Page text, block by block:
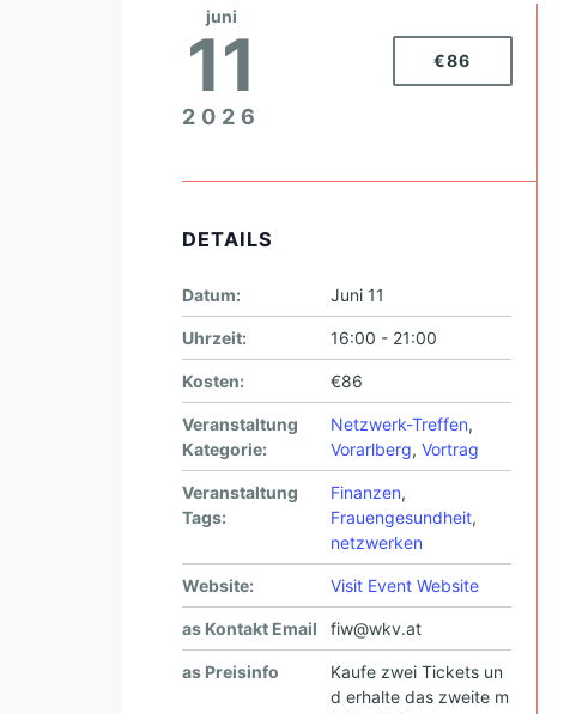
juni
11
2026
€86
DETAILS
Datum: Juni 11
Uhrzeit: 16:00 - 21:00
Kosten: €86
Veranstaltung
Kategorie:
Netzwerk-Treffen,
Vorarlberg, Vortrag
Veranstaltung
Tags:
Finanzen,
Frauengesundheit,
netzwerken
Website: Visit Event Website
as Kontakt Email fiw@wkv.at
as Preisinfo
Kaufe zwei Tickets un
d erhalte das zweite m